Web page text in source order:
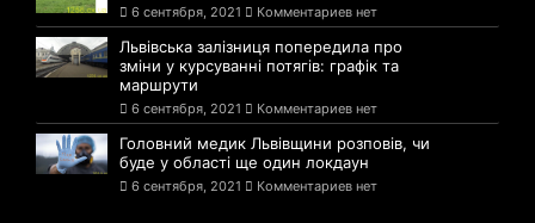
6 сентября, 2021 Комментариев нет
Львівська залізниця попередила про
зміни у курсуванні потягів: графік та
маршрути
6 сентября, 2021 Комментариев нет
Головний медик Львівщини розповів, чи
буде у області ще один локдаун
6 сентября, 2021 Комментариев нет